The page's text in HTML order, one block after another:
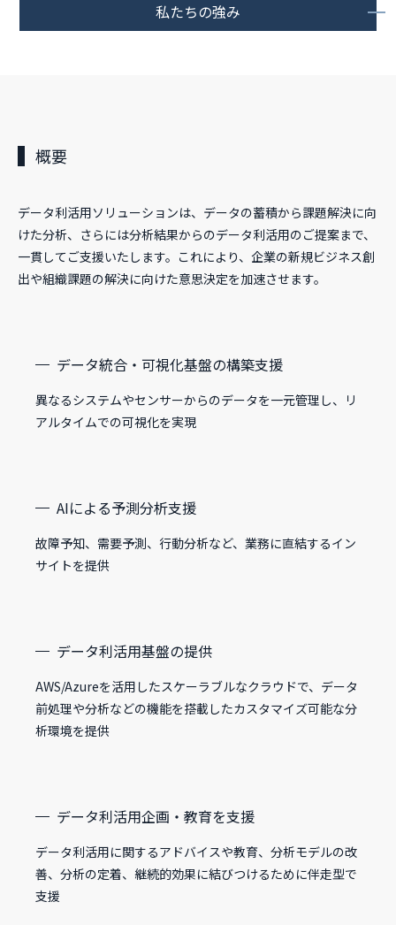
私たちの強み
概要
データ利活用ソリューションは、データの蓄積から課題解決に向
けた分析、さらには分析結果からのデータ利活用のご提案まで、
一貫してご支援いたします。これにより、企業の新規ビジネス創
出や組織課題の解決に向けた意思決定を加速させます。
データ統合・可視化基盤の構築支援
異なるシステムやセンサーからのデータを一元管理し、リ
アルタイムでの可視化を実現
AIによる予測分析支援
故障予知、需要予測、行動分析など、業務に直結するイン
サイトを提供
データ利活用基盤の提供
AWS/Azureを活用したスケーラブルなクラウドで、データ
前処理や分析などの機能を搭載したカスタマイズ可能な分
析環境を提供
データ利活用企画・教育を支援
データ利活用に関するアドバイスや教育、分析モデルの改
善、分析の定着、継続的効果に結びつけるために伴走型で
支援